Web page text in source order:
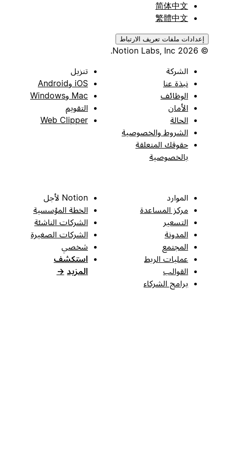
简体中文
繁體中文
إعدادات ملفات تعريف الارتباط
الشركة
نبذة عنا
الوظائف
الأمان
الحالة
الشروط والخصوصية
حقوقك المتعلقة
بالخصوصية
تنزيل
iOS وAndroid
Mac وWindows
التقويم
Web Clipper
الموارد
مركز المساعدة
التسعير
المدونة
المجتمع
عمليات الربط
القوالب
برامج الشركاء
Notion لأجل
الخطة المؤسسية
الشركات الناشئة
الشركات الصغيرة
شخصي
استكشف
المزيد →